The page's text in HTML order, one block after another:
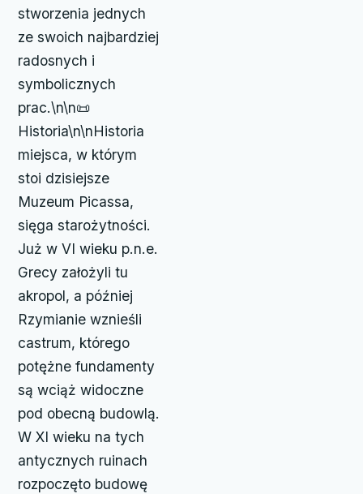
stworzenia jednych
ze swoich najbardziej
radosnych i
symbolicznych
prac.\n\n📜
Historia\n\nHistoria
miejsca, w którym
stoi dzisiejsze
Muzeum Picassa,
sięga starożytności.
Już w VI wieku p.n.e.
Grecy założyli tu
akropol, a później
Rzymianie wznieśli
castrum, którego
potężne fundamenty
są wciąż widoczne
pod obecną budowlą.
W XI wieku na tych
antycznych ruinach
rozpoczęto budowę